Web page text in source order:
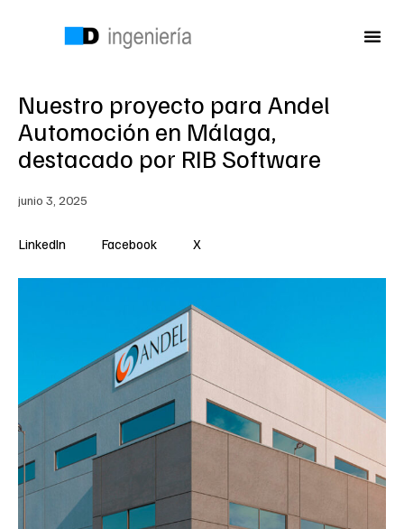
Nuestro proyecto para Andel
Automoción en Málaga,
destacado por RIB Software
junio 3, 2025
LinkedIn Facebook X